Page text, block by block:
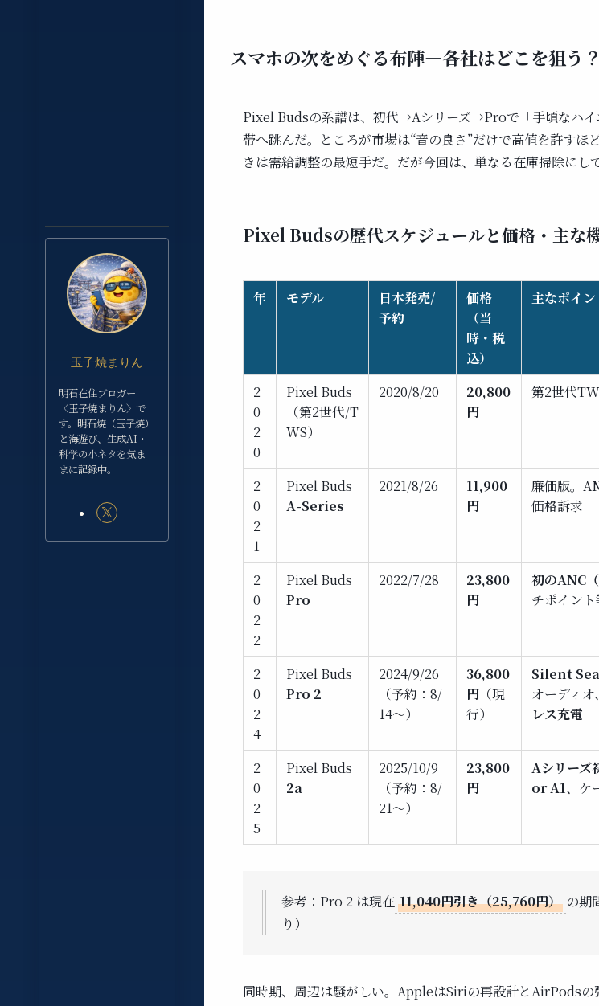
スマホの次をめぐる布陣—各社はどこを狙う？
Pixel Budsの系譜は、初代→Aシリーズ→Proで「手頃なハイ
帯へ跳んだ。ところが市場は“音の良さ”だけで高値を許すほ
きは需給調整の最短手だ。だが今回は、単なる在庫掃除にし
Pixel Budsの歴代スケジュールと価格・主な機
年 モデル
日本発売/
予約
価格
（当
時・税
込）
主なポイン
2
0
2
0
Pixel Buds
（第2世代/T
WS）
2020/8/20
20,800
円
第2世代
2
0
2
1
Pixel Buds
A-Series
2021/8/26
11,900
円
廉価版。
価格訴求
2
0
2
2
Pixel Buds
Pro
2022/7/28
23,800
円
初のANC
チポイント
2
0
2
4
Pixel Buds
Pro 2
2024/9/26
（予約：8/
14〜）
36,800
円 （現
行）
Silent
オーディオ、
レス充電
2
0
2
5
Pixel Buds
2a
2025/10/9
（予約：8/
21〜）
23,800
円
Aシリーズ
or A1、ケ
参考：Pro 2 は現在 11,040円引き（25,760円） の期
り）
同時期、周辺は騒がしい。AppleはSiriの再設計とAirPods
玉子焼まりん
明石在住ブロガー
〈玉子焼まりん〉で
す。明石焼（玉子焼）
と海遊び、生成AI・
科学の小ネタを気ま
まに記録中。